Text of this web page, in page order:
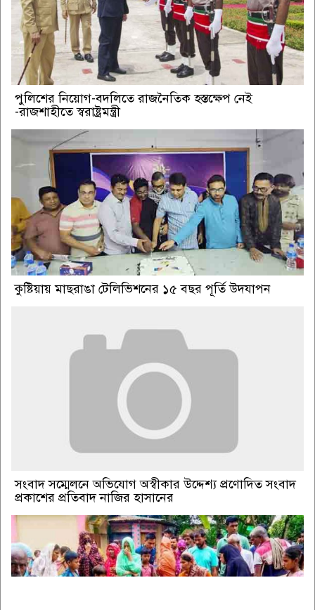
পুলিশের নিয়োগ-বদলিতে রাজনৈতিক হস্তক্ষেপ নেই
-রাজশাহীতে স্বরাষ্ট্রমন্ত্রী
কুষ্টিয়ায় মাছরাঙা টেলিভিশনের ১৫ বছর পূর্তি উদযাপন
সংবাদ সম্মেলনে অভিযোগ অস্বীকার উদ্দেশ্য প্রণোদিত সংবাদ
প্রকাশের প্রতিবাদ নাজির হাসানের